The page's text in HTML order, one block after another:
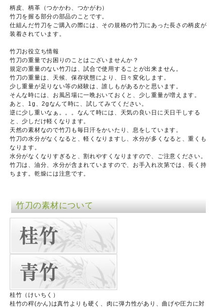
柄皮、柄革（つかかわ、つかがわ）
竹刀を握る部分の部品のことです。
仕組んだ竹刀をご購入の際には、その規格の竹刀にあった長さの柄皮が
装着されています。
竹刀お役立ち情報
竹刀の重量でお困りのことはございませんか？
規定の重量のない竹刀は、試合で使用することが出来ません。
竹刀の重量は、天候、保存状態により、日々変化します。
少し重量が足りない等の経験は、誰しもがあるかと思います。
そんな時には、お風呂場に一晩おいておくと、少し重量が増えます。
あと、1g、2gなんて時に、試してみてください。
逆に少し重いなぁ。。。なんて時には、天気の良い日に天日干しする
と、少しだけ軽くなります。
天然の素材なので竹刀も毎日汗をかいたり、息をしています。
竹刀の水分がなくなると、軽くなりますし、水分が多くなると、重くも
なります。
水分がなくなりすぎると、割れやすくなりますので、ご注意ください。
竹刀は、油分、水分が含まれていますので、お手入れ次第では、長く持
ちます。乾燥には注意です。
竹刀の素材について
桂竹（けいちく）
桂竹の稈(かん)は真竹よりも硬く、肉に弾力性があり、曲げや圧力に対